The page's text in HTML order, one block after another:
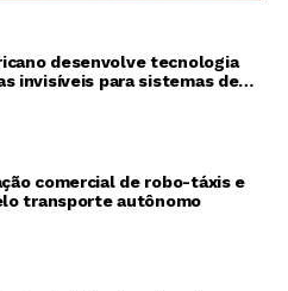
desenvolve tecnologia
invisíveis para sistemas de
comercial de robo-táxis e
transporte autônomo